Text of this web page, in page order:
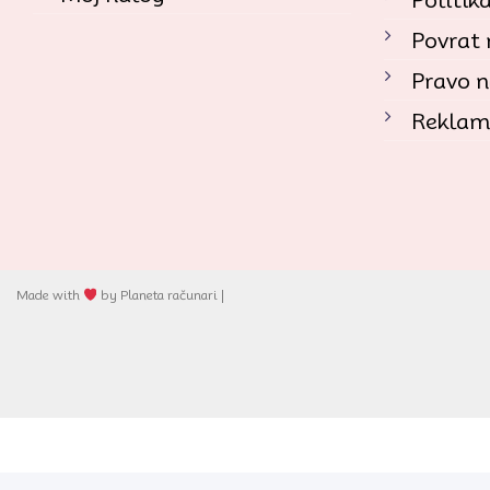
Povrat
Pravo
Made with by Planeta računari |